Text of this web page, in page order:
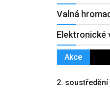
Valná
Elektronické
Akce
2.